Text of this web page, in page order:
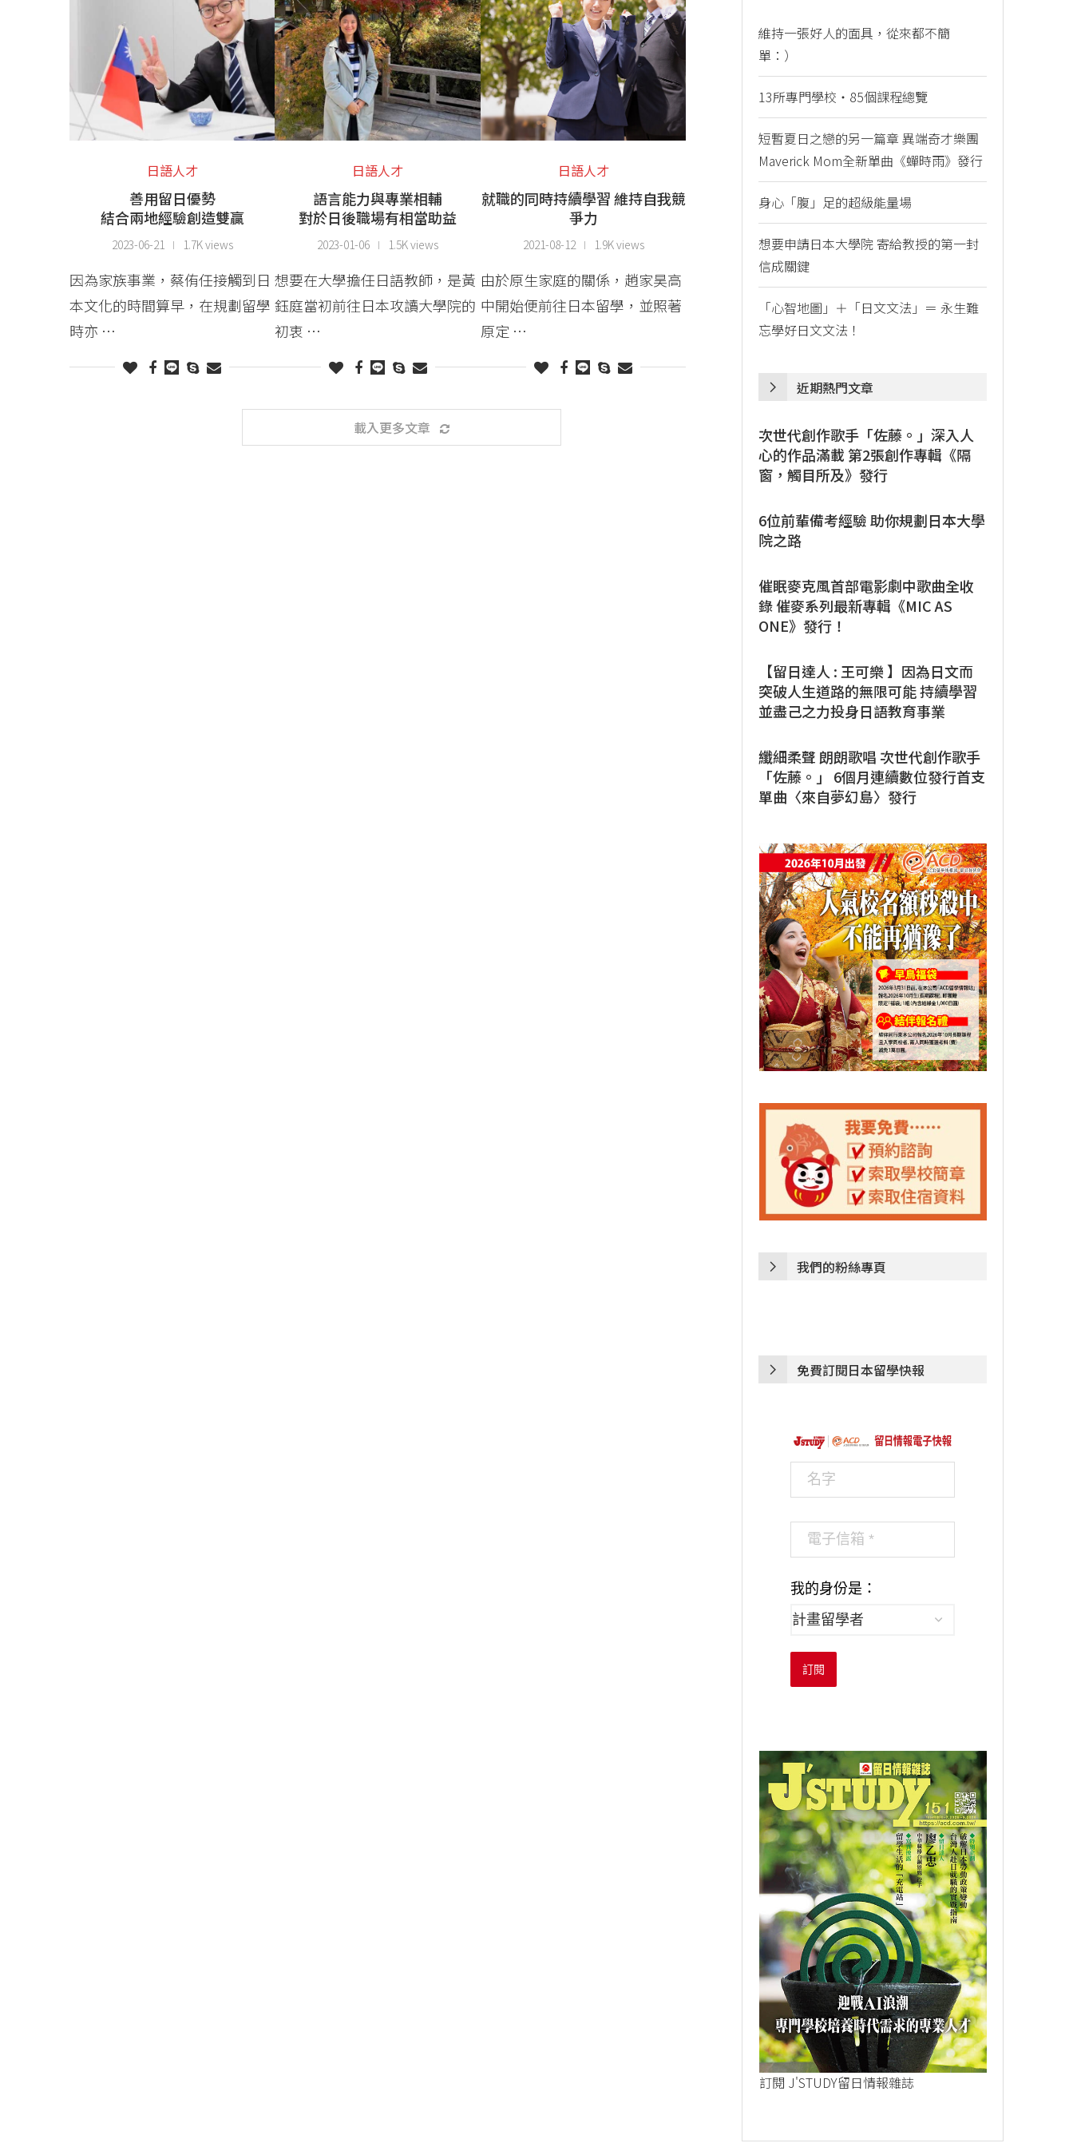
日語人才
善用留日優勢
結合兩地經驗創造雙贏
2023-06-21 1.7K views
因為家族事業，蔡侑任接觸到日
本文化的時間算早，在規劃留學
時亦 …
日語人才
語言能力與專業相輔
對於日後職場有相當助益
2023-01-06 1.5K views
想要在大學擔任日語教師，是黃
鈺庭當初前往日本攻讀大學院的
初衷 …
日語人才
就職的同時持續學習 維持自我競
爭力
2021-08-12 1.9K views
由於原生家庭的關係，趙家昊高
中開始便前往日本留學，並照著
原定 …
載入更多文章
維持一張好人的面具，從來都不簡
單：）
13所專門學校・85個課程總覽
短暫夏日之戀的另一篇章 異端奇才樂團
Maverick Mom全新單曲《蟬時雨》發行
身心「腹」足的超級能量場
想要申請日本大學院 寄給教授的第一封
信成關鍵
「心智地圖」＋「日文文法」＝ 永生難
忘學好日文文法！
近期熱門文章
次世代創作歌手「佐藤。」深入人
心的作品滿載 第2張創作專輯《隔
窗，觸目所及》發行
6位前輩備考經驗 助你規劃日本大學
院之路
催眠麥克風首部電影劇中歌曲全收
錄 催麥系列最新專輯《MIC AS
ONE》發行！
【留日達人 : 王可樂 】因為日文而
突破人生道路的無限可能 持續學習
並盡己之力投身日語教育事業
纖細柔聲 朗朗歌唱 次世代創作歌手
「佐藤。」 6個月連續數位發行首支
單曲〈來自夢幻島〉發行
我們的粉絲專頁
免費訂閱日本留學快報
我的身份是：
訂閱
訂閱 J'STUDY留日情報雜誌